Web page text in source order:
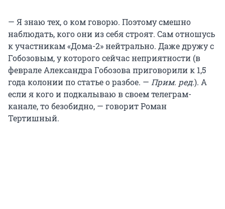
— Я знаю тех, о ком говорю. Поэтому смешно
наблюдать, кого они из себя строят. Сам отношусь
к участникам «Дома-2» нейтрально. Даже дружу с
Гобозовым, у которого сейчас неприятности (в
феврале Александра Гобозова приговорили к 1,5
года колонии по статье о разбое. — Прим. ред.). А
если я кого и подкалываю в своем телеграм-
канале, то безобидно, — говорит Роман
Тертишный.